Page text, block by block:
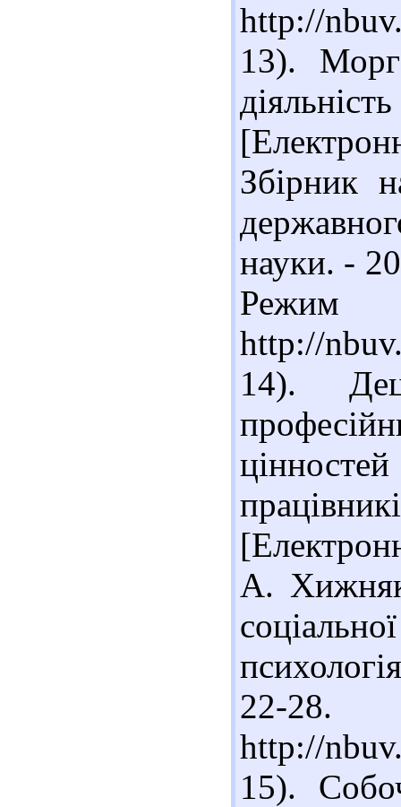
http://
13).
Збірник
науки. -
http://
14).
А.
22-
http://
15).